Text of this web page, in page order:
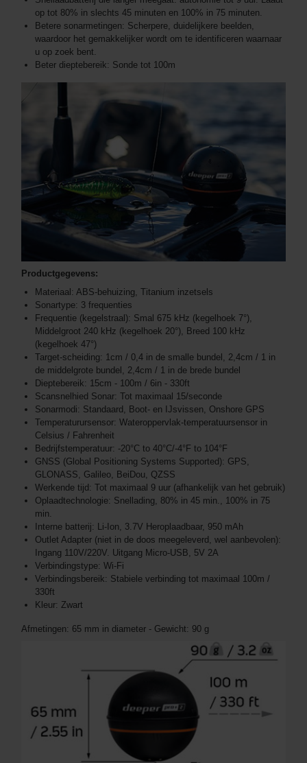
op tot 80% in slechts 45 minuten en 100% in 75 minuten.
Betere sonarmetingen: Scherpere, duidelijkere beelden,
waardoor het gemakkelijker wordt om te identificeren waarnaar
u op zoek bent.
Beter dieptebereik: Sonde tot 100m
Productgegevens:
Materiaal: ABS-behuizing, Titanium inzetsels
Sonartype: 3 frequenties
Frequentie (kegelstraal): Smal 675 kHz (kegelhoek 7°),
Middelgroot 240 kHz (kegelhoek 20°), Breed 100 kHz
(kegelhoek 47°)
Target-scheiding: 1cm / 0,4 in de smalle bundel, 2,4cm / 1 in
de middelgrote bundel, 2,4cm / 1 in de brede bundel
Dieptebereik: 15cm - 100m / 6in - 330ft
Scansnelhied Sonar: Tot maximaal 15/seconde
Sonarmodi: Standaard, Boot- en IJsvissen, Onshore GPS
Temperaturursensor: Wateroppervlak-temperatuursensor in
Celsius / Fahrenheit
Bedrijfstemperatuur: -20°C to 40°C/-4°F to 104°F
GNSS (Global Positioning Systems Supported): GPS,
GLONASS, Galileo, BeiDou, QZSS
Werkende tijd: Tot maximaal 9 uur (afhankelijk van het gebruik)
Oplaadtechnologie: Snellading, 80% in 45 min., 100% in 75
min.
Interne batterij: Li-Ion, 3.7V Heroplaadbaar, 950 mAh
Outlet Adapter (niet in de doos meegeleverd, wel aanbevolen):
Ingang 110V/220V. Uitgang Micro-USB, 5V 2A
Verbindingstype: Wi-Fi
Verbindingsbereik: Stabiele verbinding tot maximaal 100m /
330ft
Kleur: Zwart
Afmetingen: 65 mm in diameter - Gewicht: 90 g